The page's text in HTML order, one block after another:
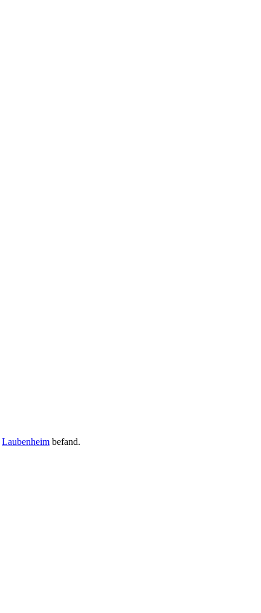
Laubenheim befand.